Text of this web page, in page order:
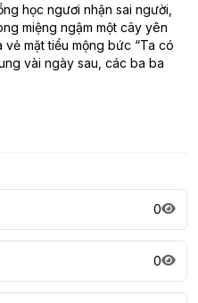
học ngươi nhận sai người,
miệng ngậm một cây yên
vẻ mặt tiểu mộng bức “Ta có
vài ngày sau, các ba ba
0
0